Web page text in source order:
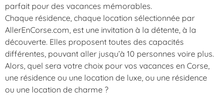
parfait pour des vacances mémorables.
Chaque résidence, chaque location sélectionnée par
AllerEnCorse.com, est une invitation à la détente, à la
découverte. Elles proposent toutes des capacités
différentes, pouvant aller jusqu’à 10 personnes voire plus.
Alors, quel sera votre choix pour vos vacances en Corse,
une résidence ou une location de luxe, ou une résidence
ou une location de charme ?